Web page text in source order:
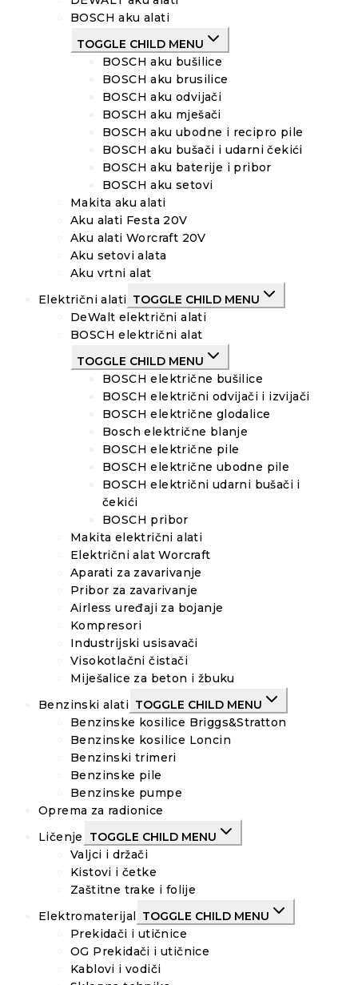
BOSCH aku alati
TOGGLE CHILD MENU
BOSCH aku bušilice
BOSCH aku brusilice
BOSCH aku odvijači
BOSCH aku mješači
BOSCH aku ubodne i recipro pile
BOSCH aku bušači i udarni čekići
BOSCH aku baterije i pribor
BOSCH aku setovi
Makita aku alati
Aku alati Festa 20V
Aku alati Worcraft 20V
Aku setovi alata
Aku vrtni alat
Električni alati TOGGLE CHILD MENU
DeWalt električni alati
BOSCH električni alat
TOGGLE CHILD MENU
BOSCH električne bušilice
BOSCH električni odvijači i izvijači
BOSCH električne glodalice
Bosch električne blanje
BOSCH električne pile
BOSCH električne ubodne pile
BOSCH električni udarni bušači i
čekići
BOSCH pribor
Makita električni alati
Električni alat Worcraft
Aparati za zavarivanje
Pribor za zavarivanje
Airless uređaji za bojanje
Kompresori
Industrijski usisavači
Visokotlačni čistači
Miješalice za beton i žbuku
Benzinski alati TOGGLE CHILD MENU
Benzinske kosilice Briggs&Stratton
Benzinske kosilice Loncin
Benzinski trimeri
Benzinske pile
Benzinske pumpe
Oprema za radionice
Ličenje
TOGGLE CHILD MENU
Valjci i držači
Kistovi i četke
Zaštitne trake i folije
Elektromaterijal TOGGLE CHILD MENU
Prekidači i utičnice
OG Prekidači i utičnice
Kablovi i vodiči